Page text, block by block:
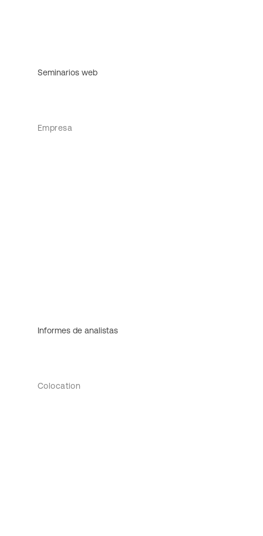
Seminarios web
Empresa
Informes de analistas
Colocation